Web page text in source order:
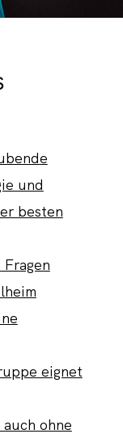
und
besten
eignet
ohne